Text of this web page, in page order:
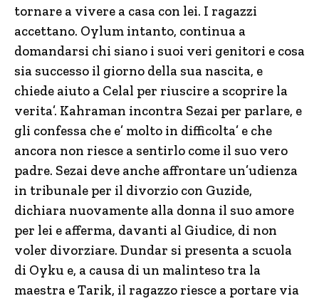
tornare a vivere a casa con lei. I ragazzi
accettano. Oylum intanto, continua a
domandarsi chi siano i suoi veri genitori e cosa
sia successo il giorno della sua nascita, e
chiede aiuto a Celal per riuscire a scoprire la
verita’. Kahraman incontra Sezai per parlare, e
gli confessa che e’ molto in difficolta’ e che
ancora non riesce a sentirlo come il suo vero
padre. Sezai deve anche affrontare un’udienza
in tribunale per il divorzio con Guzide,
dichiara nuovamente alla donna il suo amore
per lei e afferma, davanti al Giudice, di non
voler divorziare. Dundar si presenta a scuola
di Oyku e, a causa di un malinteso tra la
maestra e Tarik, il ragazzo riesce a portare via